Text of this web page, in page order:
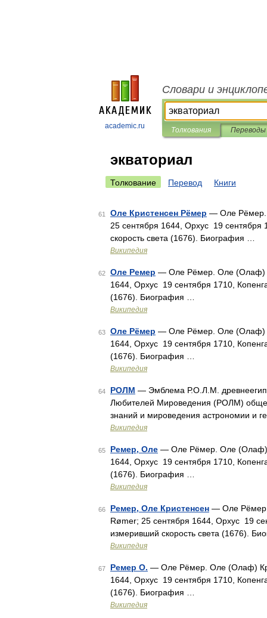
academic.ru
Словари и
Толкования Переводы
экваториал
Толкование Перевод Книги
61 Оле Кристенсен Рёмер — Оле Рёмер.
25 сентября 1644, Орхус 19 сентября
скорость света (1676). Биография …
Википедия
62 Оле Ремер — Оле Рёмер. Оле (Олаф)
1644, Орхус 19 сентября 1710,
(1676). Биография …
Википедия
63 Оле Рёмер — Оле Рёмер. Оле (Олаф)
1644, Орхус 19 сентября 1710,
(1676). Биография …
Википедия
64 РОЛМ — Эмблема Р.О.Л.М.
Любителей Мироведения (РОЛМ)
знаний и мироведения астрономии и
Википедия
65 Ремер, Оле — Оле Рёмер. Оле (Олаф)
1644, Орхус 19 сентября 1710,
(1676). Биография …
Википедия
66 Ремер, Оле Кристенсен — Оле Рёмер.
Rømer; 25 сентября 1644, Орхус 19
измеривший скорость света (1676).
Википедия
67 Ремер О. — Оле Рёмер. Оле (Олаф)
1644, Орхус 19 сентября 1710,
(1676). Биография …
Википедия